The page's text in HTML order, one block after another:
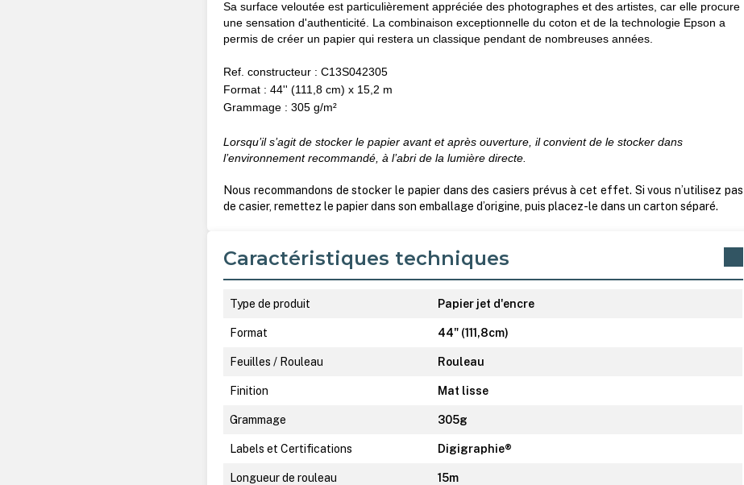
Sa surface veloutée est particulièrement appréciée des photographes et des artistes, car elle procure
une sensation d'authenticité. La combinaison exceptionnelle du coton et de la technologie Epson a
permis de créer un papier qui restera un classique pendant de nombreuses années.
Ref. constructeur : C13S042305
Format : 44'' (111,8 cm) x 15,2 m
Grammage : 305 g/m²
Lorsqu’il s’agit de stocker le papier avant et après ouverture, il convient de le stocker dans
l’environnement recommandé, à l’abri de la lumière directe.
Nous recommandons de stocker le papier dans des casiers prévus à cet effet. Si vous n’utilisez pas
de casier, remettez le papier dans son emballage d’origine, puis placez-le dans un carton séparé.
Caractéristiques techniques
Type de produit Papier jet d'encre
Format 44" (111,8cm)
Feuilles / Rouleau Rouleau
Finition Mat lisse
Grammage 305g
Labels et Certifications Digigraphie®
Longueur de rouleau 15m